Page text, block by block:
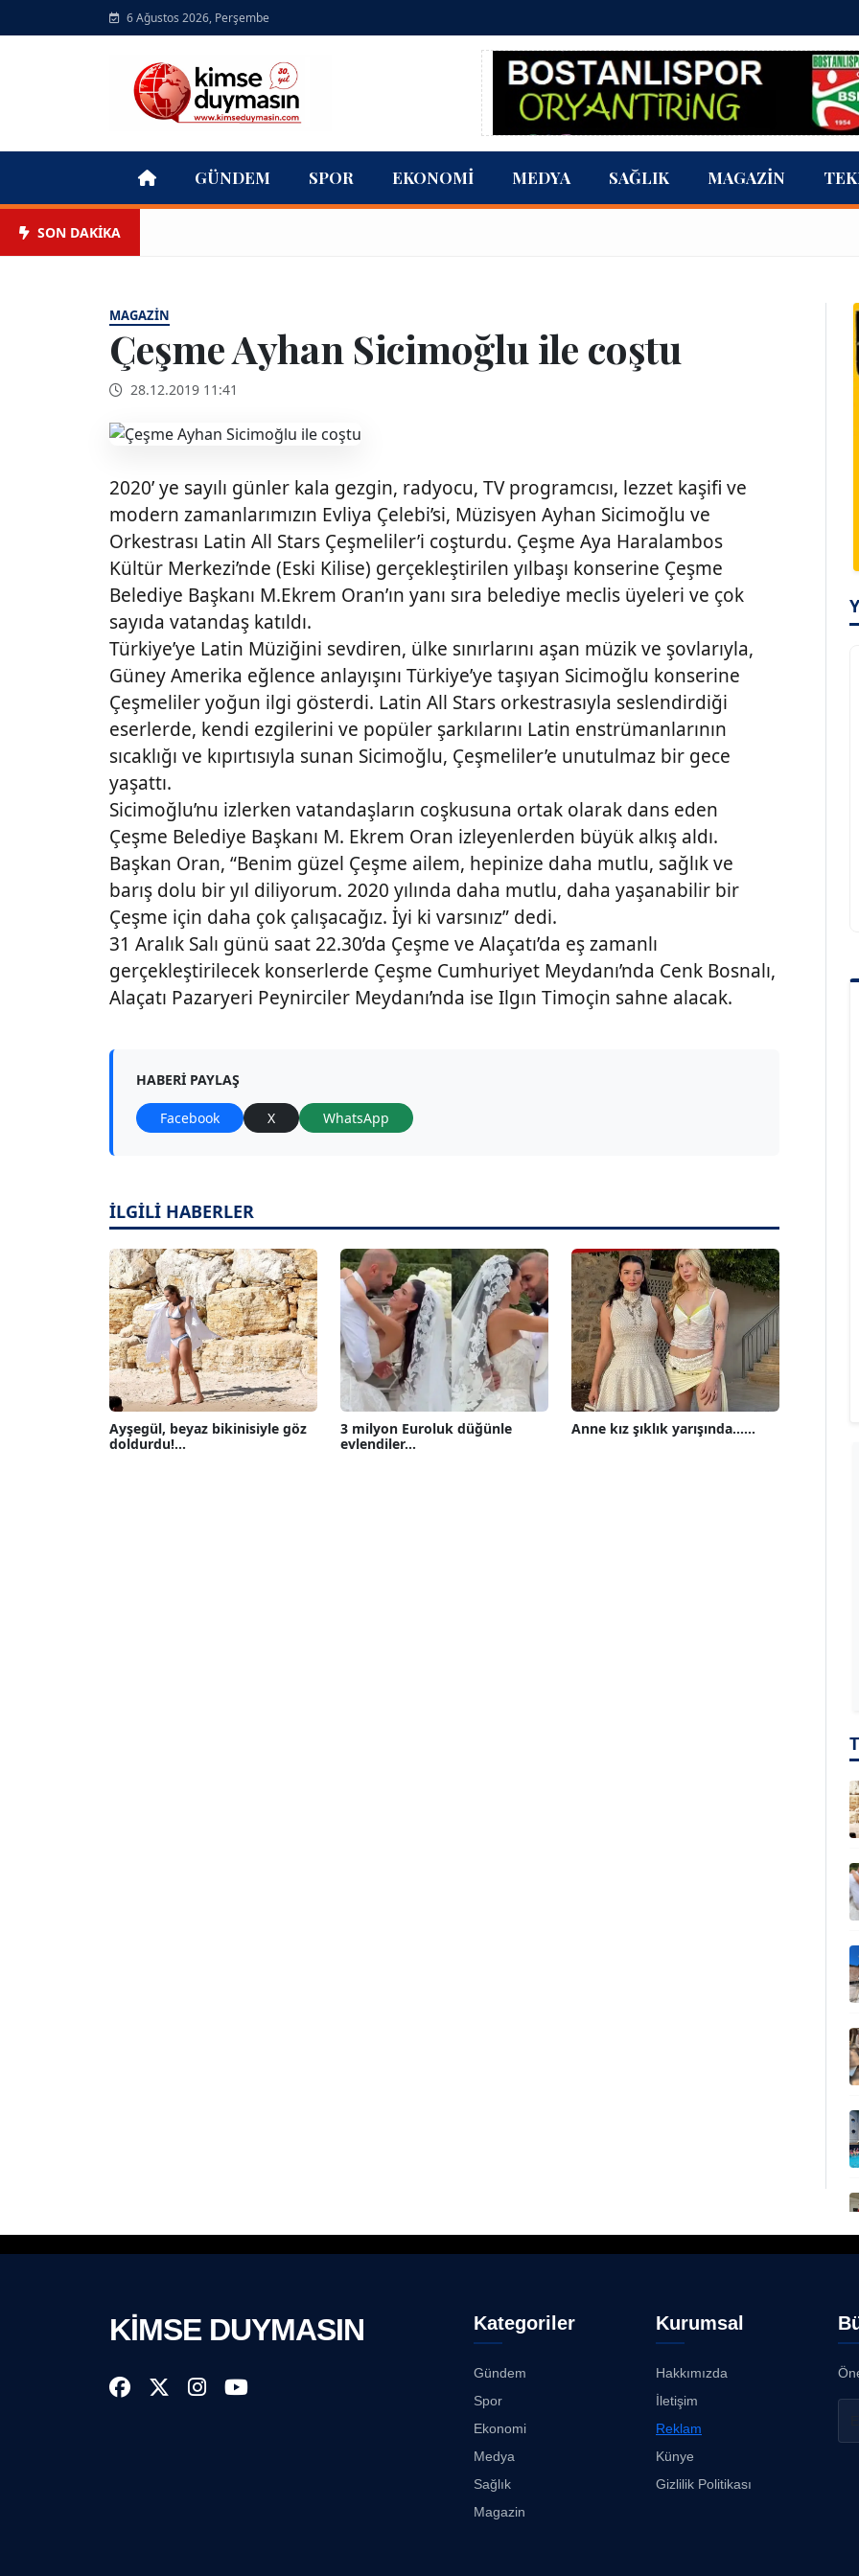
6 Ağustos 2026, Perşembe
GÜNDEM SPOR EKONOMI MEDYA SAĞLIK MAGAZIN
SON DAKİKA
MAGAZIN
Çeşme Ayhan Sicimoğlu ile coştu
28.12.2019 11:41
2020’ ye sayılı günler kala gezgin, radyocu, TV programcısı, lezzet kaşifi ve
modern zamanlarımızın Evliya Çelebi’si, Müzisyen Ayhan Sicimoğlu ve
Orkestrası Latin All Stars Çeşmeliler’i coşturdu. Çeşme Aya Haralambos
Kültür Merkezi’nde (Eski Kilise) gerçekleştirilen yılbaşı konserine Çeşme
Belediye Başkanı M.Ekrem Oran’ın yanı sıra belediye meclis üyeleri ve çok
sayıda vatandaş katıldı.
Türkiye’ye Latin Müziğini sevdiren, ülke sınırlarını aşan müzik ve şovlarıyla,
Güney Amerika eğlence anlayışını Türkiye’ye taşıyan Sicimoğlu konserine
Çeşmeliler yoğun ilgi gösterdi. Latin All Stars orkestrasıyla seslendirdiği
eserlerde, kendi ezgilerini ve popüler şarkılarını Latin enstrümanlarının
sıcaklığı ve kıpırtısıyla sunan Sicimoğlu, Çeşmeliler’e unutulmaz bir gece
yaşattı.
Sicimoğlu’nu izlerken vatandaşların coşkusuna ortak olarak dans eden
Çeşme Belediye Başkanı M. Ekrem Oran izleyenlerden büyük alkış aldı.
Başkan Oran, “Benim güzel Çeşme ailem, hepinize daha mutlu, sağlık ve
barış dolu bir yıl diliyorum. 2020 yılında daha mutlu, daha yaşanabilir bir
Çeşme için daha çok çalışacağız. İyi ki varsınız” dedi.
31 Aralık Salı günü saat 22.30’da Çeşme ve Alaçatı’da eş zamanlı
gerçekleştirilecek konserlerde Çeşme Cumhuriyet Meydanı’nda Cenk Bosnalı,
Alaçatı Pazaryeri Peynirciler Meydanı’nda ise Ilgın Timoçin sahne alacak.
HABERI PAYLAŞ
Facebook X WhatsApp
İLGİLİ HABERLER
Ayşegül, beyaz bikinisiyle göz
doldurdu!...
3 milyon Euroluk düğünle
evlendiler...
Anne kız şıklık yarışında......
KİMSE DUYMASIN Kategoriler
Gündem
Spor
Ekonomi
Medya
Sağlık
Magazin
Kurumsal
Hakkımızda
İletişim
Reklam
Künye
Gizlilik Politikası